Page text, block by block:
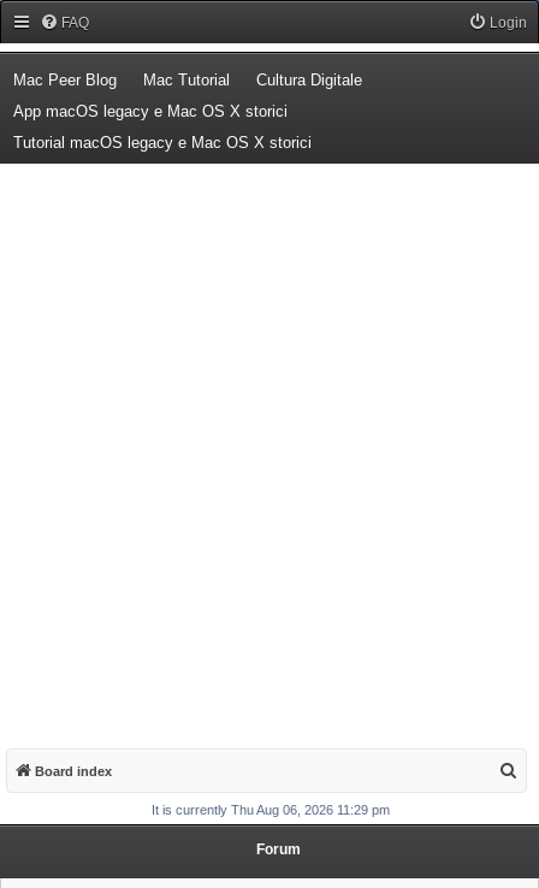
FAQ Login
Mac Peer Blog(Opens a new tab)
Mac Tutorial (Opens a new tab)
Cultura Digitale(Opens a new tab)
App macOS legacy e Mac OS X storici
Tutorial macOS legacy e Mac OS X storici
Board index
a
It is currently Thu Aug 06, 2026 11:29 pm
Forum